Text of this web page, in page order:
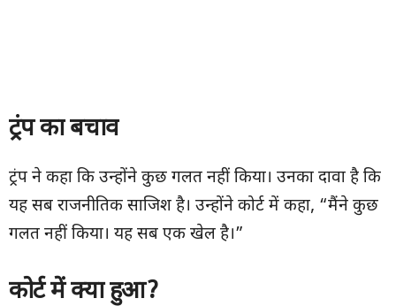
ट्रंप का बचाव
ट्रंप ने कहा कि उन्होंने कुछ गलत नहीं किया। उनका दावा है कि
यह सब राजनीतिक साजिश है। उन्होंने कोर्ट में कहा, “मैंने कुछ
गलत नहीं किया। यह सब एक खेल है।”
कोर्ट में क्या हुआ?